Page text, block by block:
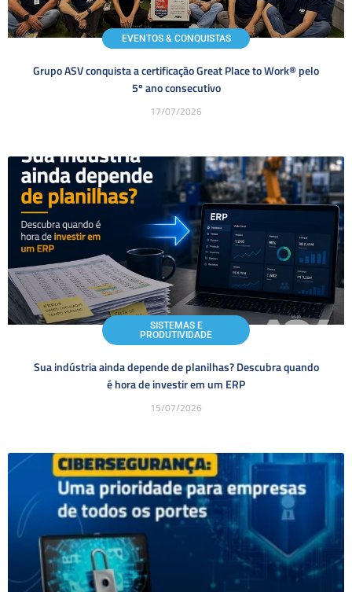
EVENTOS & CONQUISTAS
Grupo ASV conquista a certificação Great Place to Work® pelo
5º ano consecutivo
17/07/2026
SISTEMAS E
PRODUTIVIDADE
Sua indústria ainda depende de planilhas? Descubra quando
é hora de investir em um ERP
15/07/2026